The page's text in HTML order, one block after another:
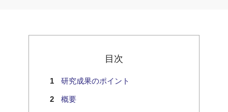
目次
研究成果のポイント
概要